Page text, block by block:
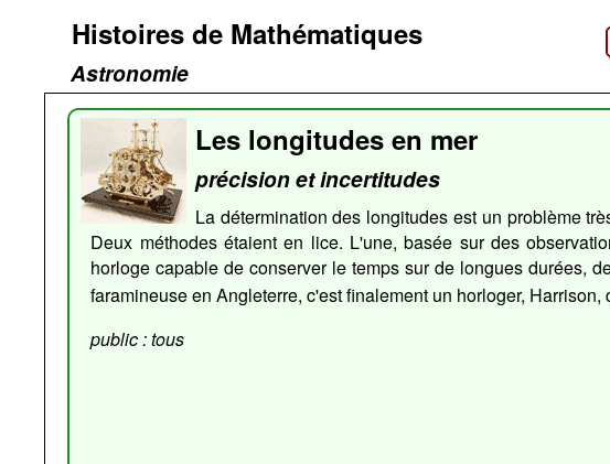
Histoires de Mathématiques
Astronomie
Les longitudes en mer
précision et incertitudes
La détermination des longitudes est un problème
Deux méthodes étaient en lice. L'une, basée sur des
horloge capable de conserver le temps sur de longues durées,
faramineuse en Angleterre, c'est finalement un horloger,
public : tous